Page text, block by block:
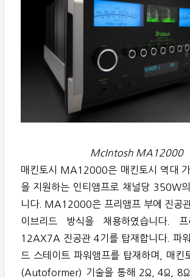
McIntosh MA12000
매킨토시 MA12000은 매킨토시 역대
을 지원하는 인티앰프로 채널당 350W
니다. MA12000은 프리앰프 부에 진공
이브리드 방식을 채용하였습니다.
12AX7A 진공관 4기를 탑재합니다. 파
드 스테이트 파워앰프를 탑재하며, 매킨
(Autoformer) 기술을 통해 2Ω, 4Ω, 8Ω